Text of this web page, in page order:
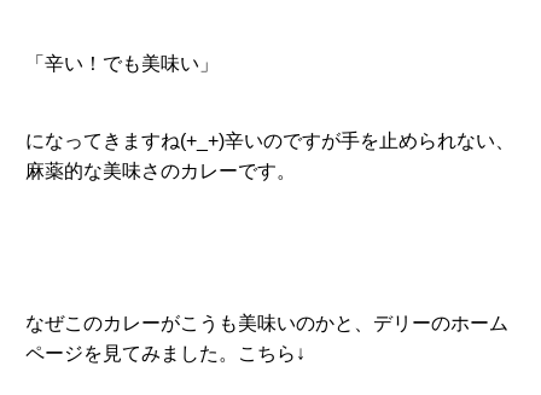
「辛い！でも美味い」
になってきますね(+_+)辛いのですが手を止められない、
麻薬的な美味さのカレーです。
なぜこのカレーがこうも美味いのかと、デリーのホーム
ページを見てみました。こちら↓